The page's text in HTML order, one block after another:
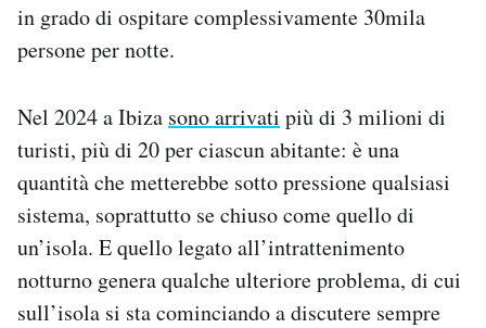
in grado di ospitare complessivamente 30mila
persone per notte.
Nel 2024 a Ibiza sono arrivati più di 3 milioni di
turisti, più di 20 per ciascun abitante: è una
quantità che metterebbe sotto pressione qualsiasi
sistema, soprattutto se chiuso come quello di
un’isola. E quello legato all’intrattenimento
notturno genera qualche ulteriore problema, di cui
sull’isola si sta cominciando a discutere sempre